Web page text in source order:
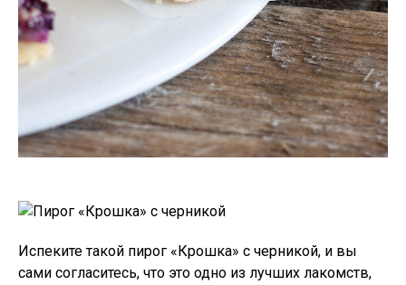
Испеките такой пирог «Крошка» с черникой, и вы
сами согласитесь, что это одно из лучших лакомств,